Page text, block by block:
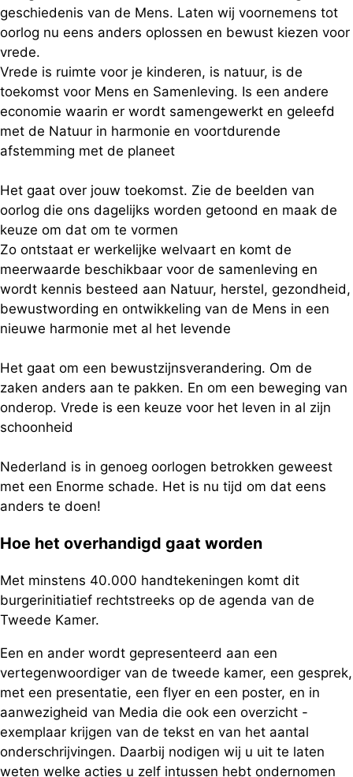
geschiedenis van de Mens. Laten wij voornemens tot
oorlog nu eens anders oplossen en bewust kiezen voor
vrede.
Vrede is ruimte voor je kinderen, is natuur, is de
toekomst voor Mens en Samenleving. Is een andere
economie waarin er wordt samengewerkt en geleefd
met de Natuur in harmonie en voortdurende
afstemming met de planeet
Het gaat over jouw toekomst. Zie de beelden van
oorlog die ons dagelijks worden getoond en maak de
keuze om dat om te vormen
Zo ontstaat er werkelijke welvaart en komt de
meerwaarde beschikbaar voor de samenleving en
wordt kennis besteed aan Natuur, herstel, gezondheid,
bewustwording en ontwikkeling van de Mens in een
nieuwe harmonie met al het levende
Het gaat om een bewustzijnsverandering. Om de
zaken anders aan te pakken. En om een beweging van
onderop. Vrede is een keuze voor het leven in al zijn
schoonheid
Nederland is in genoeg oorlogen betrokken geweest
met een Enorme schade. Het is nu tijd om dat eens
anders te doen!
Hoe het overhandigd gaat worden
Met minstens 40.000 handtekeningen komt dit
burgerinitiatief rechtstreeks op de agenda van de
Tweede Kamer.
Een en ander wordt gepresenteerd aan een
vertegenwoordiger van de tweede kamer, een gesprek,
met een presentatie, een flyer en een poster, en in
aanwezigheid van Media die ook een overzicht -
exemplaar krijgen van de tekst en van het aantal
onderschrijvingen. Daarbij nodigen wij u uit te laten
weten welke acties u zelf intussen hebt ondernomen